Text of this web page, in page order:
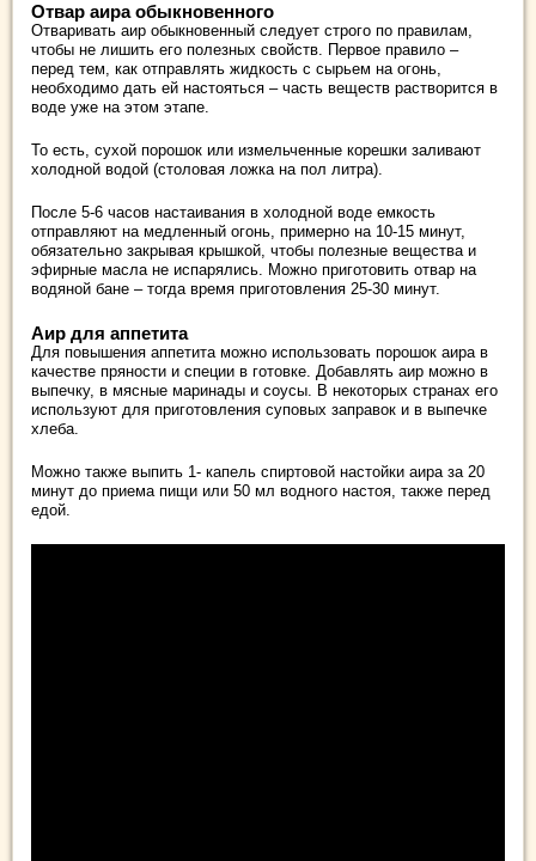
Отвар аира обыкновенного
Отваривать аир обыкновенный следует строго по правилам,
чтобы не лишить его полезных свойств. Первое правило –
перед тем, как отправлять жидкость с сырьем на огонь,
необходимо дать ей настояться – часть веществ растворится в
воде уже на этом этапе.
То есть, сухой порошок или измельченные корешки заливают
холодной водой (столовая ложка на пол литра).
После 5-6 часов настаивания в холодной воде емкость
отправляют на медленный огонь, примерно на 10-15 минут,
обязательно закрывая крышкой, чтобы полезные вещества и
эфирные масла не испарялись. Можно приготовить отвар на
водяной бане – тогда время приготовления 25-30 минут.
Аир для аппетита
Для повышения аппетита можно использовать порошок аира в
качестве пряности и специи в готовке. Добавлять аир можно в
выпечку, в мясные маринады и соусы. В некоторых странах его
используют для приготовления суповых заправок и в выпечке
хлеба.
Можно также выпить 1- капель спиртовой настойки аира за 20
минут до приема пищи или 50 мл водного настоя, также перед
едой.